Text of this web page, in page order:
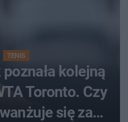
TENIS
kolejną
Toronto. Czy
się za